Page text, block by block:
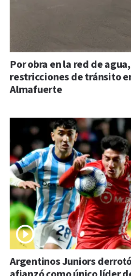
Por obra en la red de
restricciones de tránsito
Almafuerte
Argentinos Juniors